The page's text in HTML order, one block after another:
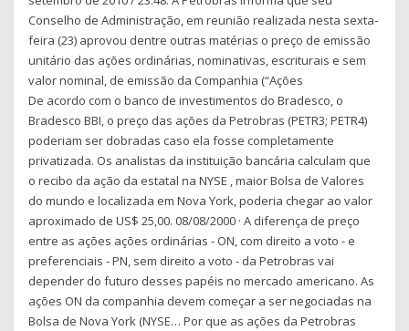
Conselho de Administração, em reunião realizada nesta sexta-
feira (23) aprovou dentre outras matérias o preço de emissão
unitário das ações ordinárias, nominativas, escriturais e sem
valor nominal, de emissão da Companhia (“Ações
De acordo com o banco de investimentos do Bradesco, o
Bradesco BBI, o preço das ações da Petrobras (PETR3; PETR4)
poderiam ser dobradas caso ela fosse completamente
privatizada. Os analistas da instituição bancária calculam que
o recibo da ação da estatal na NYSE , maior Bolsa de Valores
do mundo e localizada em Nova York, poderia chegar ao valor
aproximado de US$ 25,00. 08/08/2000 · A diferença de preço
entre as ações ações ordinárias - ON, com direito a voto - e
preferenciais - PN, sem direito a voto - da Petrobras vai
depender do futuro desses papéis no mercado americano. As
ações ON da companhia devem começar a ser negociadas na
Bolsa de Nova York (NYSE… Por que as ações da Petrobras